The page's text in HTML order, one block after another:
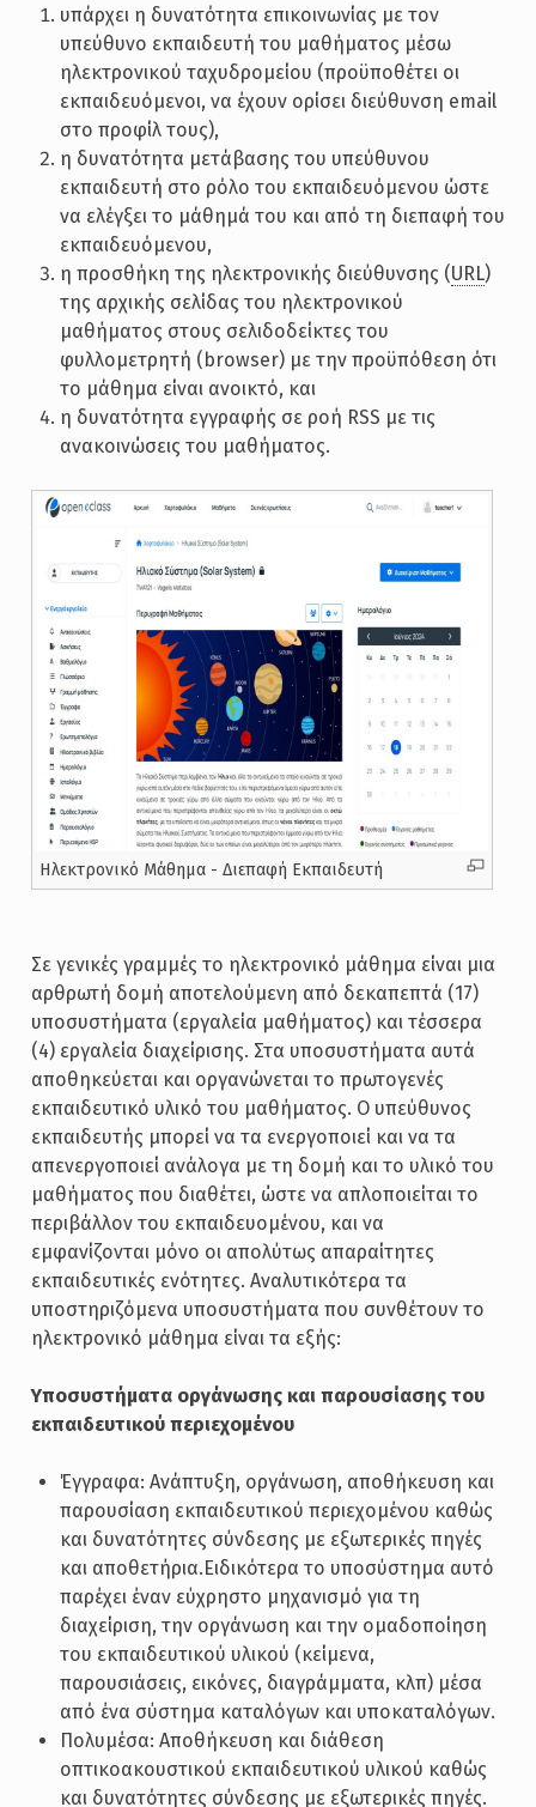
υπάρχει η δυνατότητα επικοινωνίας με τον
υπεύθυνο εκπαιδευτή του μαθήματος μέσω
ηλεκτρονικού ταχυδρομείου (προϋποθέτει οι
εκπαιδευόμενοι, να έχουν ορίσει διεύθυνση email
στο προφίλ τους),
η δυνατότητα μετάβασης του υπεύθυνου
εκπαιδευτή στο ρόλο του εκπαιδευόμενου ώστε
να ελέγξει το μάθημά του και από τη διεπαφή του
εκπαιδευόμενου,
η προσθήκη της ηλεκτρονικής διεύθυνσης (URL)
της αρχικής σελίδας του ηλεκτρονικού
μαθήματος στους σελιδοδείκτες του
φυλλομετρητή (browser) με την προϋπόθεση ότι
το μάθημα είναι ανοικτό, και
η δυνατότητα εγγραφής σε ροή RSS με τις
ανακοινώσεις του μαθήματος.
Ηλεκτρονικό Μάθημα - Διεπαφή Εκπαιδευτή
Σε γενικές γραμμές το ηλεκτρονικό μάθημα είναι μια
αρθρωτή δομή αποτελούμενη από δεκαπεπτά (17)
υποσυστήματα (εργαλεία μαθήματος) και τέσσερα
(4) εργαλεία διαχείρισης. Στα υποσυστήματα αυτά
αποθηκεύεται και οργανώνεται το πρωτογενές
εκπαιδευτικό υλικό του μαθήματος. Ο υπεύθυνος
εκπαιδευτής μπορεί να τα ενεργοποιεί και να τα
απενεργοποιεί ανάλογα με τη δομή και το υλικό του
μαθήματος που διαθέτει, ώστε να απλοποιείται το
περιβάλλον του εκπαιδευομένου, και να
εμφανίζονται μόνο οι απολύτως απαραίτητες
εκπαιδευτικές ενότητες. Αναλυτικότερα τα
υποστηριζόμενα υποσυστήματα που συνθέτουν το
ηλεκτρονικό μάθημα είναι τα εξής:
Υποσυστήματα οργάνωσης και παρουσίασης του
εκπαιδευτικού περιεχομένου
Έγγραφα: Ανάπτυξη, οργάνωση, αποθήκευση και
παρουσίαση εκπαιδευτικού περιεχομένου καθώς
και δυνατότητες σύνδεσης με εξωτερικές πηγές
και αποθετήρια.Ειδικότερα το υποσύστημα αυτό
παρέχει έναν εύχρηστο μηχανισμό για τη
διαχείριση, την οργάνωση και την ομαδοποίηση
του εκπαιδευτικού υλικού (κείμενα,
παρουσιάσεις, εικόνες, διαγράμματα, κλπ) μέσα
από ένα σύστημα καταλόγων και υποκαταλόγων.
Πολυμέσα: Αποθήκευση και διάθεση
οπτικοακουστικού εκπαιδευτικού υλικού καθώς
και δυνατότητες σύνδεσης με εξωτερικές πηγές.